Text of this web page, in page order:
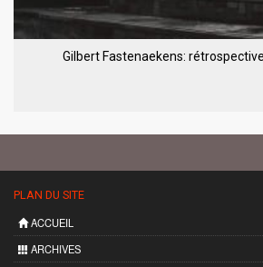
Gilbert Fastenaekens:
PLAN DU SITE
ACCUEIL
ARCHIVES